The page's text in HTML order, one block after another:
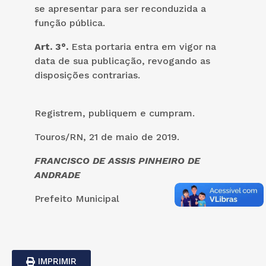
se apresentar para ser reconduzida a
função pública.
Art. 3°. Esta portaria entra em vigor na
data de sua publicação, revogando as
disposições contrarias.
Registrem, publiquem e cumpram.
Touros/RN, 21 de maio de 2019.
FRANCISCO DE ASSIS PINHEIRO DE
ANDRADE
Prefeito Municipal
IMPRIMIR